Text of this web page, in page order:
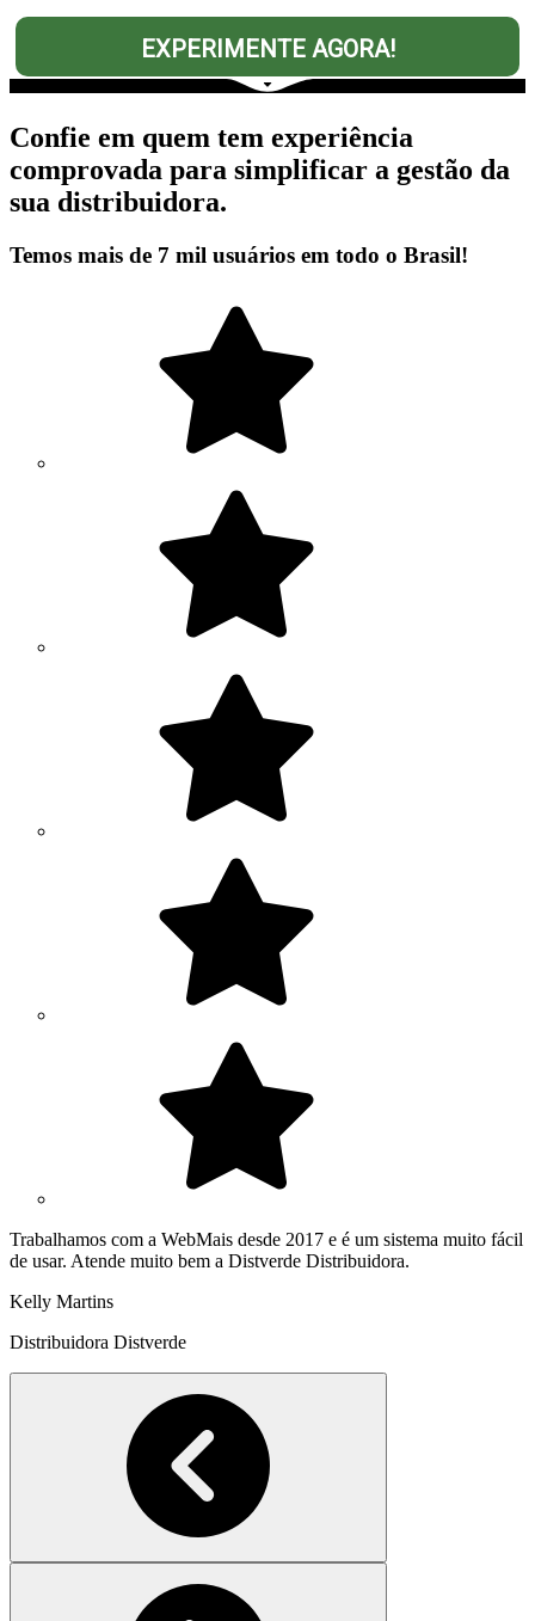
EXPERIMENTE AGORA!
Confie em quem tem experiência
comprovada para simplificar a gestão da
sua distribuidora.
Temos mais de 7 mil usuários em todo o Brasil!
Trabalhamos com a WebMais desde 2017 e é um sistema muito fácil
de usar. Atende muito bem a Distverde Distribuidora.
Kelly Martins
Distribuidora Distverde